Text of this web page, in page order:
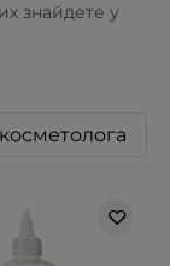
знайдете у